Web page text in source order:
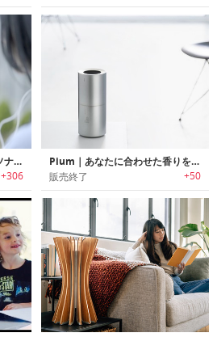
Huma-i｜ポータブルなパーソナル空気品質モニターデバイス「ヒューマアイ」
+306
Pium｜あなたに合わせた香りをお届けするスマートアロマセラピスト「ピウム」
販売終了 +50